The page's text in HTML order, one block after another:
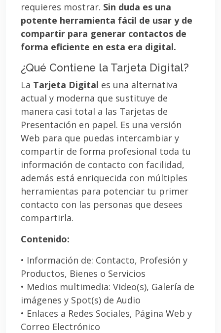
requieres mostrar. Sin duda es una
potente herramienta fácil de usar y de
compartir para generar contactos de
forma eficiente en esta era digital.
¿Qué Contiene la Tarjeta Digital?
La Tarjeta Digital es una alternativa
actual y moderna que sustituye de
manera casi total a las Tarjetas de
Presentación en papel. Es una versión
Web para que puedas intercambiar y
compartir de forma profesional toda tu
información de contacto con facilidad,
además está enriquecida con múltiples
herramientas para potenciar tu primer
contacto con las personas que desees
compartirla.
Contenido:
• Información de: Contacto, Profesión y
Productos, Bienes o Servicios
• Medios multimedia: Video(s), Galería de
imágenes y Spot(s) de Audio
• Enlaces a Redes Sociales, Página Web y
Correo Electrónico